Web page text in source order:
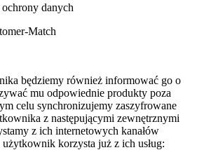
danych
Match
będziemy również informować go o
mu odpowiednie produkty poza
celu synchronizujemy zaszyfrowane
z następującymi zewnętrznymi
z ich internetowych kanałów
korzysta już z ich usług: